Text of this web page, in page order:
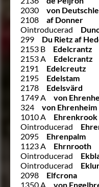
2030
von
2108
af Donner
Ointroducerad
299
Du Rietz af
2153 B
Edelcrantz
2153 A
Edelcrantz
2191
Edelcreutz
2195
Edelstam
2178
Edelsvärd
1749 A
von
324
von Ehrenheim
1010 A
Ehrenkrook
Ointroducerad
2095
Ehrenpalm
1123 A
Ehrnrooth
Ointroducerad
Ointroducerad
2098
Elfcrona
1350 A
von